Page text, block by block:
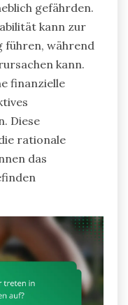
gefährden.
kann zur
führen, während
kann.
finanzielle
Diese
rationale
das